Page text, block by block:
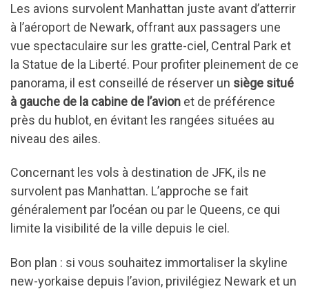
Les avions survolent Manhattan juste avant d’atterrir
à l’aéroport de Newark, offrant aux passagers une
vue spectaculaire sur les gratte-ciel, Central Park et
la Statue de la Liberté. Pour profiter pleinement de ce
panorama, il est conseillé de réserver un siège situé
à gauche de la cabine de l’avion et de préférence
près du hublot, en évitant les rangées situées au
niveau des ailes.
Concernant les vols à destination de JFK, ils ne
survolent pas Manhattan. L’approche se fait
généralement par l’océan ou par le Queens, ce qui
limite la visibilité de la ville depuis le ciel.
Bon plan : si vous souhaitez immortaliser la skyline
new-yorkaise depuis l’avion, privilégiez Newark et un